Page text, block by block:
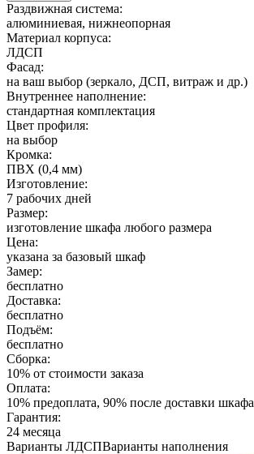
Раздвижная система:
алюминиевая, нижнеопорная
Материал корпуса:
ЛДСП
Фасад:
на ваш выбор (зеркало, ДСП, витраж и др.)
Внутреннее наполнение:
стандартная комплектация
Цвет профиля:
на выбор
Кромка:
ПВХ (0,4 мм)
Изготовление:
7 рабочих дней
Размер:
изготовление шкафа любого размера
Цена:
указана за базовый шкаф
Замер:
бесплатно
Доставка:
бесплатно
Подъём:
бесплатно
Сборка:
10% от стоимости заказа
Оплата:
10% предоплата, 90% после доставки шкафа
Гарантия:
24 месяца
Варианты ЛДСПВарианты наполнения